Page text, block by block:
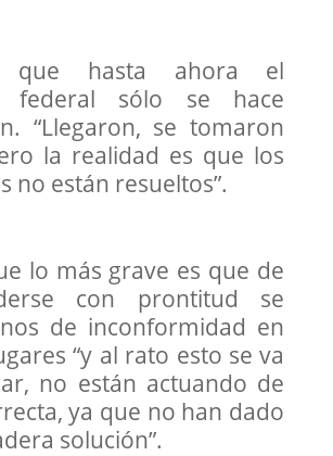
que hasta ahora el
federal sólo se hace
“Llegaron, se tomaron
la realidad es que los
no están resueltos”.
lo más grave es que de
con prontitud se
de inconformidad en
“y al rato esto se va
no están actuando de
ya que no han dado
solución”.